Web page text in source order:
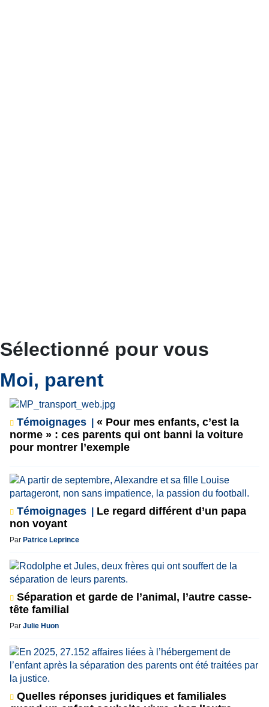
Sélectionné pour vous
Moi, parent
Témoignages
« Pour mes enfants, c’est la
norme » : ces parents qui ont banni la voiture
pour montrer l’exemple
Témoignages
Le regard différent d’un papa
non voyant
Par Patrice Leprince
Séparation et garde de l’animal, l’autre casse-
tête familial
Par Julie Huon
Quelles réponses juridiques et familiales